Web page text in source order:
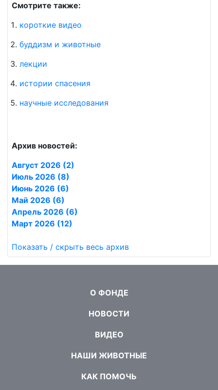
Смотрите также:
короткие видео
буддизм и животные
лекции
истории спасения
научные исследования
Архив новостей:
Август 2026 (2)
Июль 2026 (8)
Июнь 2026 (6)
Май 2026 (6)
Апрель 2026 (6)
Март 2026 (12)
Показать / скрыть весь архив
О ФОНДЕ
НОВОСТИ
ВИДЕО
НАШИ ЖИВОТНЫЕ
КАК ПОМОЧЬ